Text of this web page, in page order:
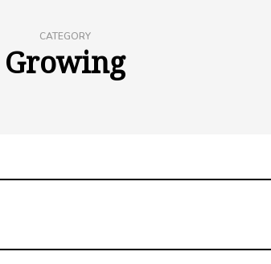
CATEGORY
Growing